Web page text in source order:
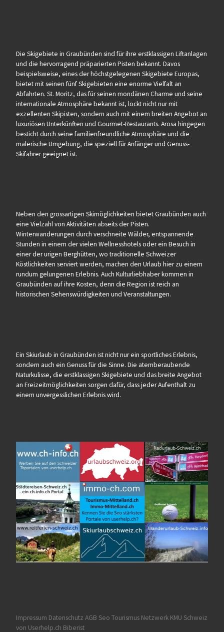
Die Skigebiete in Graubünden sind für ihre erstklassigen Liftanlagen
und die hervorragend präparierten Pisten bekannt. Davos
beispielsweise, eines der höchstgelegenen Skigebiete Europas,
bietet mit seinen fünf Skigebieten eine enorme Vielfalt an
Abfahrten. St. Moritz, das für seinen mondänen Charme und seine
internationale Atmosphäre bekannt ist, lockt nicht nur mit
exzellenten Skipisten, sondern auch mit einem breiten Angebot an
luxuriösen Unterkünften und Gourmet-Restaurants. Arosa hingegen
besticht durch seine familienfreundliche Atmosphäre und die
malerische Umgebung, die speziell für Anfänger und Genuss-
Skifahrer geeignet ist.
Neben den grossartigen Skimöglichkeiten bietet Graubünden auch
eine Vielzahl von Aktivitäten abseits der Pisten.
Winterwanderungen durch verschneite Wälder, entspannende
Stunden in einem der vielen Wellnesshotels oder ein Besuch in
einer der urigen Berghütten, wo traditionelle Schweizer
Köstlichkeiten serviert werden, machen den Urlaub hier zu einem
rundum gelungenen Erlebnis. Auch Kulturliebhaber kommen in
Graubünden auf ihre Kosten, denn die Region ist reich an
historischen Sehenswürdigkeiten und Veranstaltungen.
Ein Skiurlaub in Graubünden ist nicht nur ein sportliches Erlebnis,
sondern auch ein Genuss für die Sinne. Die atemberaubende
Naturkulisse, die erstklassigen Skigebiete und das breite Angebot
an Freizeitmöglichkeiten sorgen dafür, dass jeder Aufenthalt zu
einem unvergesslichen Erlebnis wird.
Impressum Datenschutz AGB Seo Tourismus Netzwerk KMU Schweiz
von Userhelp.ch Biberist